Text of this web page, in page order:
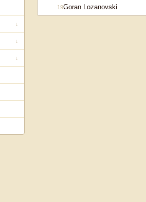
↓
↓
↓
19Goran Lozanovski